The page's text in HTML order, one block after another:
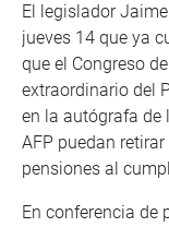
El legislador
jueves 14 que ya
que el Congreso
extraordinario del
en la autógrafa
AFP puedan
pensiones al
En conferencia de